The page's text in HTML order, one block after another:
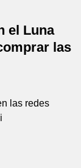
el Luna
las